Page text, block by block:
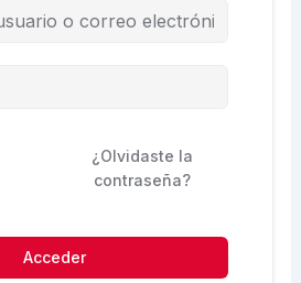
¿Olvidaste la
contraseña?
Acceder